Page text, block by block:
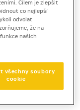
MST40CR
Cílem je zlepšit
co nejlepší
odvolat
že na
našich
všechny soubory
cookie